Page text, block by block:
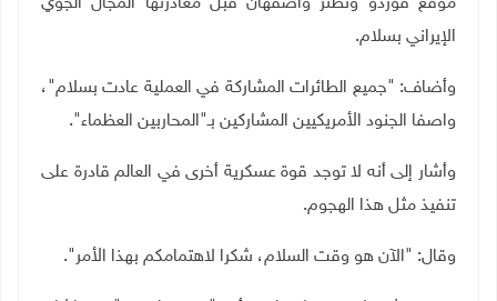
الإيراني بسلام.
وأضاف: "جميع الطائرات المشاركة في العملية عادت بسلام"،
واصفا الجنود الأمريكيين المشاركين بـ"المحاربين العظماء".
وأشار إلى أنه لا توجد قوة عسكرية أخرى في العالم قادرة على
تنفيذ مثل هذا الهجوم.
وقال: "الآن هو وقت السلام، شكرا لاهتمامكم بهذا الأمر".